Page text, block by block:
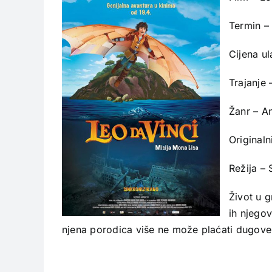
Termin
Cijena
Trajanje
Žanr –
Režija –
Život u
ih
njena porodica više ne može plaćati